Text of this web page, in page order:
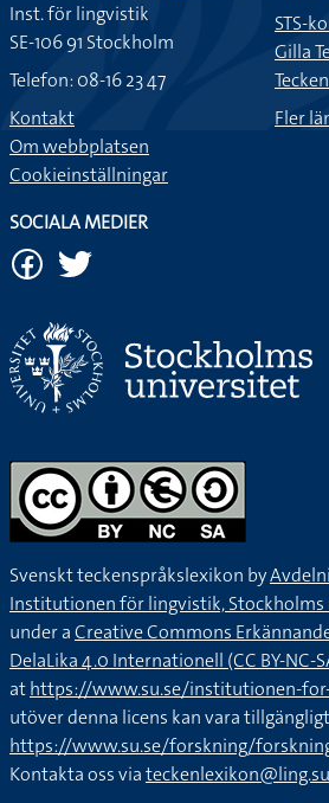
Inst. för lingvistik
SE-106 91 Stockholm
Telefon: 08-16 23 47
Kontakt
Om webbplatsen
Cookieinställningar
STS-
Gilla
Fler
SOCIALA MEDIER
Svenskt teckenspråkslexikon by
Institutionen för lingvistik,
under aCreative Commons
DelaLika 4.0 Internationell (CC BY-NC-
athttps://www.su.se/institutionen-
utöver denna licens kan vara
https://www.su.se/forskning/
Kontakta oss via